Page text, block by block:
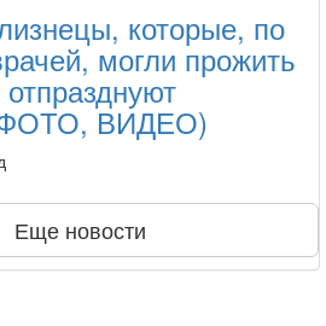
которые, по
могли прожить
ВИДЕО)
Еще новости